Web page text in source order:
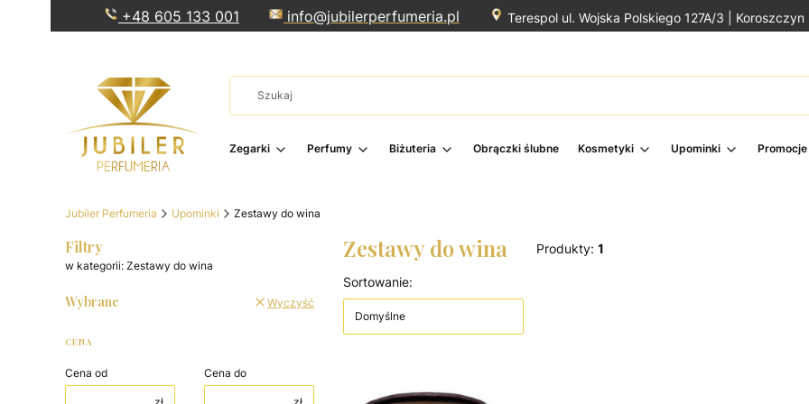
+48 605 133 001 info@jubilerperfumeria.pl Terespol ul. Wojska Polskiego 127A/3 |
Zegarki Perfumy Biżuteria Obrączki ślubne Kosmetyki Upominki Promocje
Jubiler Perfumeria Upominki Zestawy do wina
Filtry
w kategorii: Zestawy do wina
Wybrane Wyczyść
CENA
Cena od Cena do
Zestawy do wina Produkty: 1
Lista produktów
Sortowanie:
Domyślne